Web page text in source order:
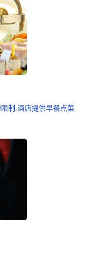
制,酒店提供早餐点菜.